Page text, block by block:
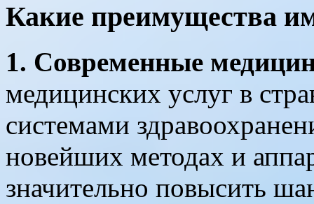
Какие преимущества
1. Современные
медицинских услуг в
системами
новейших методах и
значительно повысить